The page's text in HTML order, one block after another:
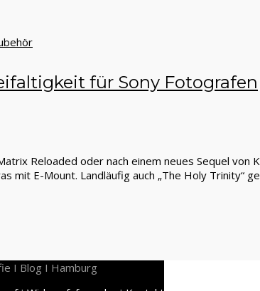
für Sony Fotografen
Reloaded oder nach einem neues Sequel
mit E-Mount. Landläufig auch „The Holy Trinity“
I Blog I Hamburg